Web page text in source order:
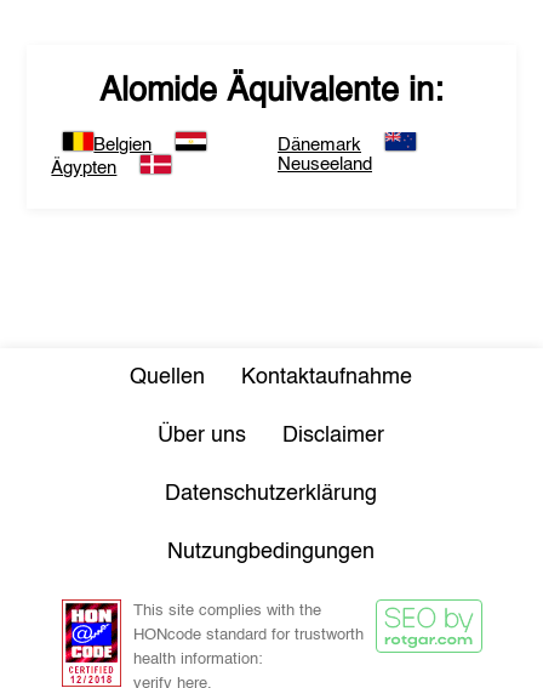
Alomide Äquivalente in:
Belgien
Ägypten
Dänemark
Neuseeland
Quellen Kontaktaufnahme
Über uns Disclaimer
Datenschutzerklärung
Nutzungbedingungen
This site complies with the
HONcode standard for trustworth
health information:
verify here.